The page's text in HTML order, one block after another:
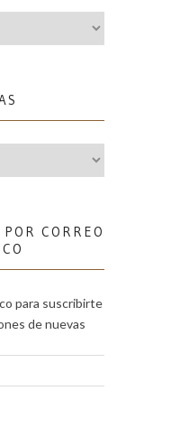
CORREO
para suscribirte
de nuevas